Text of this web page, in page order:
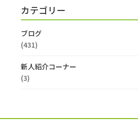
カテゴリー
ブログ
(431)
新人紹介コーナー
(3)